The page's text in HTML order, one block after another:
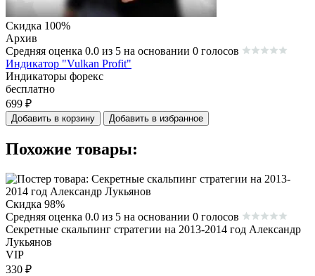
Скидка 100%
Архив
Средняя оценка 0.0 из 5 на основании 0 голосов
Индикатор "Vulkan Profit"
Индикаторы форекс
бесплатно
699 ₽
Добавить в корзину Добавить в избранное
Похожие товары:
Скидка 98%
Средняя оценка 0.0 из 5 на основании 0 голосов
Секретные скальпинг стратегии на 2013-2014 год Александр
Лукьянов
VIP
330 ₽